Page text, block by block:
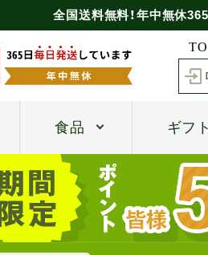
全国送料無料！年中無休
食品 ギフト